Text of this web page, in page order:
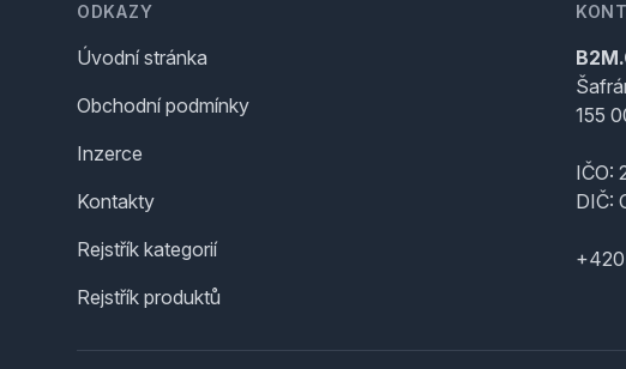
ODKAZY
Úvodní stránka
Obchodní podmínky
Inzerce
Kontakty
Rejstřík kategorií
Rejstřík produktů
155
IČO:
DIČ:
+420